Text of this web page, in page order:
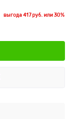
выгода417 руб. или30%